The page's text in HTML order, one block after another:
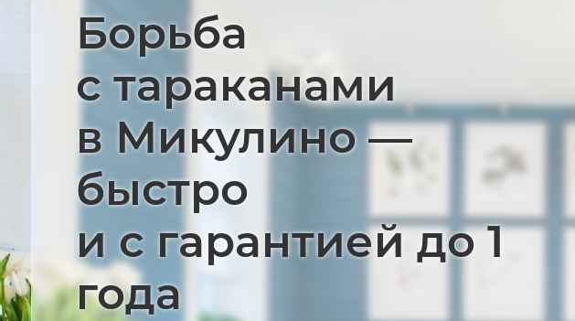
Борьба
с тараканами
в Микулино —
быстро
и с гарантией до 1
года